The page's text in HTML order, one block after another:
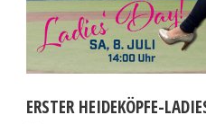
ERSTER HEIDEKÖPFE-